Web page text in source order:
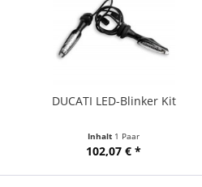
DUCATI LED-Blinker Kit
Inhalt 1 Paar
102,07 € *